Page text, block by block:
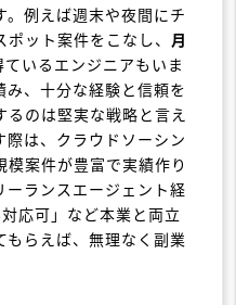
例えば週末や夜間にチ
ット案件をこなし、 月
いるエンジニアもいま
、十分な経験と信頼を
のは堅実な戦略と言え
は、クラウドソーシン
案件が豊富で実績作り
ーランスエージェント経
応可」など本業と両立
らえば、無理なく副業